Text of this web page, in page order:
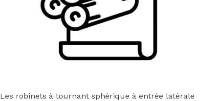
Les robinets à tournant sphérique à entrée latérale